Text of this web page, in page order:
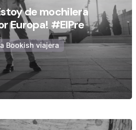
de mochilera
Europa! #ElPre
Bookish viajera